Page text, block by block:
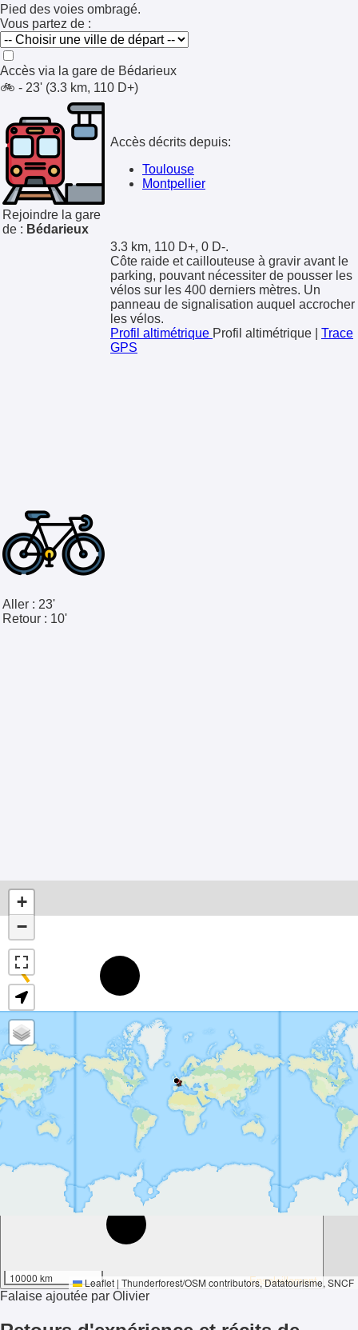
Pied des voies ombragé.
Vous partez de :
Accès via la gare de Bédarieux
🚲 - 23' (3.3 km, 110 D+)
Rejoindre la gare
de : Bédarieux
Accès décrits depuis:
Toulouse
Montpellier
Aller : 23'
Retour : 10'
3.3 km, 110 D+, 0 D-.
Côte raide et caillouteuse à gravir avant le
parking, pouvant nécessiter de pousser les
vélos sur les 400 derniers mètres. Un
panneau de signalisation auquel accrocher
les vélos.
Profil altimétrique Profil altimétrique
Trace
GPS
Ensoleillement
+
−
10000 km Leaflet | Thunderforest/OSM contributors, Datatourisme, SNCF
Falaise ajoutée par Olivier